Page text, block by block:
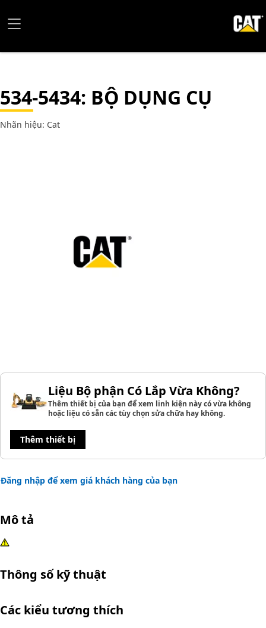
534-5434: BỘ DỤNG CỤ
Nhãn hiệu: Cat
Liệu Bộ phận Có Lắp Vừa Không?
Thêm thiết bị của bạn để xem linh kiện này có vừa không
hoặc liệu có sẵn các tùy chọn sửa chữa hay không.
Thêm thiết bị
Đăng nhập để xem giá khách hàng của bạn
Mô tả
Thông số kỹ thuật
Các kiểu tương thích